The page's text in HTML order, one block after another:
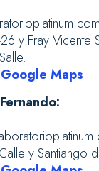
y Fray Vicente
Maps
y Santiango